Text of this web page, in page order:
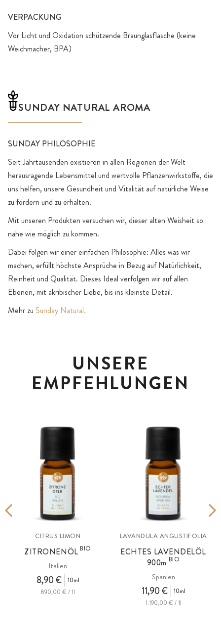
VERPACKUNG
Vor Licht und Oxidation schützende Braunglasflasche (keine
Weichmacher, BPA)
SUNDAY NATURAL AROMA
SUNDAY PHILOSOPHIE
Seit Jahrtausenden existieren in allen Regionen der Welt
herausragende Lebensmittel und wertvolle Pflanzenwirkstoffe, die
uns helfen, unsere Gesundheit und Vitalität auf natürliche Weise
zu fördern und zu erhalten.
Mit unseren Produkten versuchen wir, dieser alten Weisheit so
nahe wie möglich zu kommen.
Dabei folgen wir einer einfachen Philosophie: Alles was wir
machen, erfüllt höchste Ansprüche in Bezug auf Natürlichkeit,
Reinheit und Qualität. Dieses Ideal verfolgen wir auf allen
Ebenen, mit akribischer Liebe, bis ins kleinste Detail.
Mehr zu Sunday Natural.
UNSERE
EMPFEHLUNGEN
CITRUS LIMON
ZITRONENÖLBIO
Italien
8,90 €
10ml
890,00 € / 1l
LAVANDULA ANGUSTIFOLIA
ECHTES LAVENDELÖL
900m BIO
Spanien
11,90 €
10ml
1.190,00 € / 1l